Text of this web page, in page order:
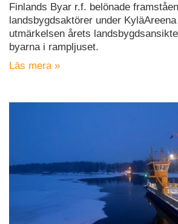
Finlands Byar r.f. belönade
landsbygdsaktörer under
utmärkelsen årets
byarna i rampljuset.
Läs mera »